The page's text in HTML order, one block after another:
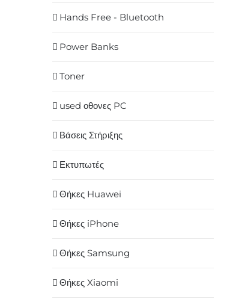
Hands Free - Bluetooth
Power Banks
Toner
used οθονες PC
Βάσεις Στήριξης
Εκτυπωτές
Θήκες Huawei
Θήκες iPhone
Θήκες Samsung
Θήκες Xiaomi